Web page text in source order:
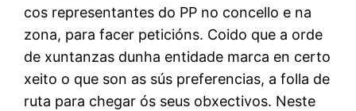
cos representantes do PP no concello e na
zona, para facer peticións. Coido que a orde
de xuntanzas dunha entidade marca en certo
xeito o que son as sús preferencias, a folla de
ruta para chegar ós seus obxectivos. Neste